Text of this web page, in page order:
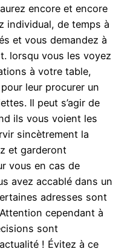
encore et encore
individual, de temps à
et vous demandez à
lorsqu vous les voyez
à votre table,
leur procurer un
Il peut s’agir de
ils vous voient les
sincètrement la
et garderont
vous en cas de
avez accablé dans un
adresses sont
cependant à
sont
! Évitez à ce